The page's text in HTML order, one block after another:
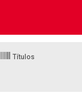
Títulos